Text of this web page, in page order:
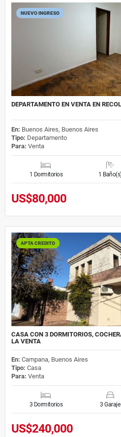
NUEVO INGRESO
DEPARTAMENTO EN VENTA EN
En: Buenos Aires, Buenos Aires
Tipo: Departamento
Para: Venta
1 Dormitorios 1
US$80,000
APTA CREDITO
CASA CON 3 DORMITORIOS,
LA VENTA
En: Campana, Buenos Aires
Tipo: Casa
Para: Venta
3 Dormitorios 3 Garaje
US$240,000